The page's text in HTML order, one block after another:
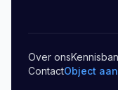
Over ons
ContactObject